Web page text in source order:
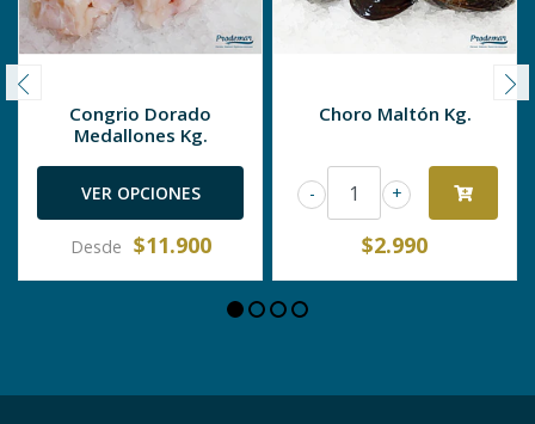
Congrio Dorado
Medallones Kg.
VER OPCIONES
Desde $11.900
Choro Maltón Kg.
+
-
$2.990